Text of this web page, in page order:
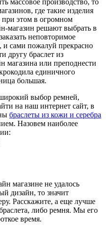
где такие изделия
этом в огромном
магазин решают выбрать в
неповторимое
и сами пожалуй прекрасно
другу браслет из
магазина или преподнести
единичного
большая.
выбор ремней,
на наш интернет сайт, в
браслеты из кожи и серебра
Назовем наиболее
магазине не удалось
дизайн, то значит
Расскажите, а еще лучше
либо ремня. Мы его
время.